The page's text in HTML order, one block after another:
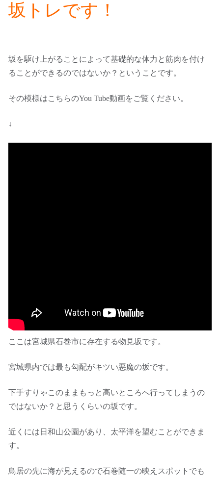
坂トレです！
坂を駆け上がることによって基礎的な体力と筋肉を付け
ることができるのではないか？ということです。
その模様はこちらのYou Tube動画をご覧ください。
↓
ここは宮城県石巻市に存在する物見坂です。
宮城県内では最も勾配がキツい悪魔の坂です。
下手すりゃこのままもっと高いところへ行ってしまうの
ではないか？と思うくらいの坂です。
近くには日和山公園があり、太平洋を望むことができま
す。
鳥居の先に海が見えるので石巻随一の映えスポットでも